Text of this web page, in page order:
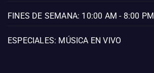
FINES DE SEMANA: 10:00 AM - 8:00 PM
ESPECIALES: MÚSICA EN VIVO